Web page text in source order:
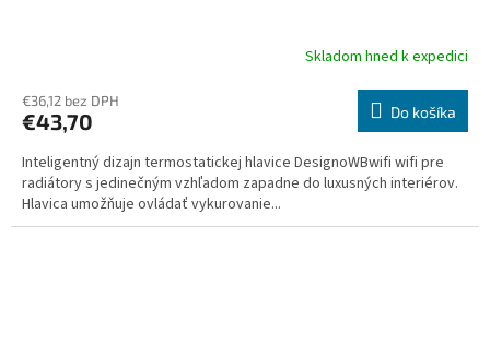
produktu
je
z
5
hviezdičiek.
Skladom hned k expedici
€36,12 bez DPH
€43,70 Do košíka
Inteligentný dizajn termostatickej hlavice DesignoWBwifi wifi pre
radiátory s jedinečným vzhľadom zapadne do luxusných interiérov.
Hlavica umožňuje ovládať vykurovanie...